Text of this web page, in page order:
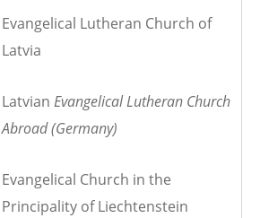
Evangelical Lutheran Church of
Latvia
Latvian Evangelical Lutheran Church
Abroad (Germany)
Evangelical Church in the
Principality of Liechtenstein